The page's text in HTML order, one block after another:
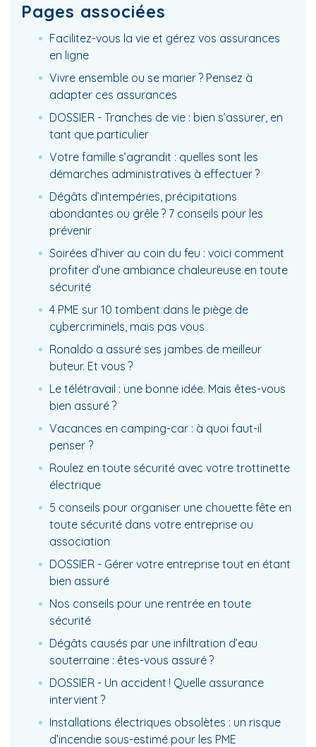
Pages associées
Facilitez-vous la vie et gérez vos assurances
en ligne
Vivre ensemble ou se marier ? Pensez à
adapter ces assurances
DOSSIER - Tranches de vie : bien s’assurer, en
tant que particulier
Votre famille s’agrandit : quelles sont les
démarches administratives à effectuer ?
Dégâts d’intempéries, précipitations
abondantes ou grêle ? 7 conseils pour les
prévenir
Soirées d’hiver au coin du feu : voici comment
profiter d’une ambiance chaleureuse en toute
sécurité
4 PME sur 10 tombent dans le piège de
cybercriminels, mais pas vous
Ronaldo a assuré ses jambes de meilleur
buteur. Et vous ?
Le télétravail : une bonne idée. Mais êtes-vous
bien assuré ?
Vacances en camping-car : à quoi faut-il
penser ?
Roulez en toute sécurité avec votre trottinette
électrique
5 conseils pour organiser une chouette fête en
toute sécurité dans votre entreprise ou
association
DOSSIER - Gérer votre entreprise tout en étant
bien assuré
Nos conseils pour une rentrée en toute
sécurité
Dégâts causés par une infiltration d’eau
souterraine : êtes-vous assuré ?
DOSSIER - Un accident ! Quelle assurance
intervient ?
Installations électriques obsolètes : un risque
d’incendie sous-estimé pour les PME